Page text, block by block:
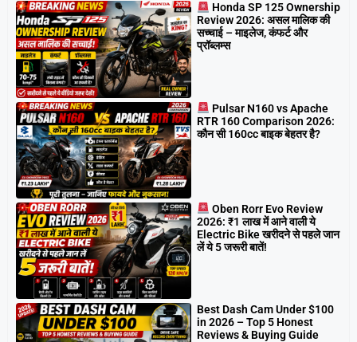
Honda SP 125 Ownership
Review 2026: असल मालिक की
सच्चाई – माइलेज, कंफर्ट और
प्रॉब्लम्स
Pulsar N160 vs Apache
RTR 160 Comparison 2026:
कौन सी 160cc बाइक बेहतर है?
Oben Rorr Evo Review
2026: ₹1 लाख में आने वाली ये
Electric Bike खरीदने से पहले जान
लें ये 5 जरूरी बातें!
Best Dash Cam Under $100
in 2026 – Top 5 Honest
Reviews & Buying Guide